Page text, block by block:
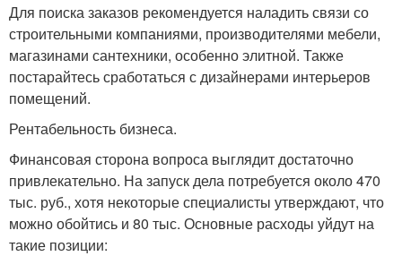
Для поиска заказов рекомендуется наладить связи со
строительными компаниями, производителями мебели,
магазинами сантехники, особенно элитной. Также
постарайтесь сработаться с дизайнерами интерьеров
помещений.
Рентабельность бизнеса.
Финансовая сторона вопроса выглядит достаточно
привлекательно. На запуск дела потребуется около 470
тыс. руб., хотя некоторые специалисты утверждают, что
можно обойтись и 80 тыс. Основные расходы уйдут на
такие позиции: